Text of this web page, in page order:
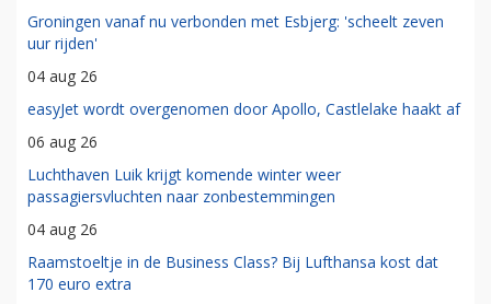
Groningen vanaf nu verbonden met Esbjerg: 'scheelt zeven
uur rijden'
04 aug 26
easyJet wordt overgenomen door Apollo, Castlelake haakt af
06 aug 26
Luchthaven Luik krijgt komende winter weer
passagiersvluchten naar zonbestemmingen
04 aug 26
Raamstoeltje in de Business Class? Bij Lufthansa kost dat
170 euro extra